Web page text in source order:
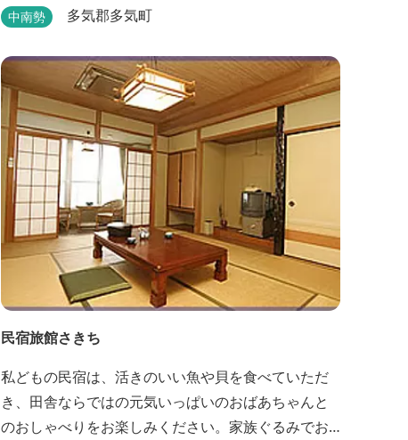
タイプの客室全155室からなるホテル棟と、プライベ
います。
中南勢 多気郡多気町
民宿旅館さきち
私どもの民宿は、活きのいい魚や貝を食べていただ
き、田舎ならではの元気いっぱいのおばあちゃんと
のおしゃべりをお楽しみください。家族ぐるみでお